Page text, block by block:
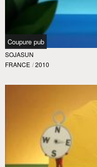
Coupure pub
SOJASUN
FRANCE / 2010